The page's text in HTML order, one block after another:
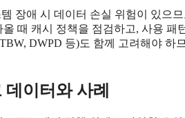
장애 시 데이터 손실 위험이 있으
때 캐시 정책을 점검하고, 사용 패
DWPD 등)도 함께 고려해야 하
이터와 사례